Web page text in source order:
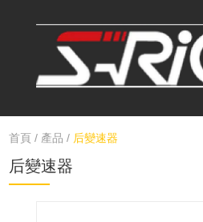
首頁 / 產品 / 后變速器
后變速器